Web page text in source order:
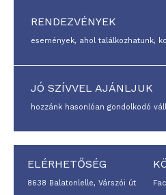
RENDEZVÉNYEK
események, ahol találkozhatunk,
JÓ SZÍVVEL AJÁNLJUK
hozzánk hasonlóan gondolkodó
ELÉRHETŐSÉG
8638 Balatonlelle, Várszói út